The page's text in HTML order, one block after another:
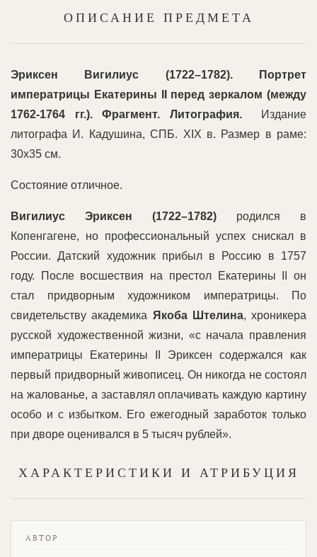
ОПИСАНИЕ ПРЕДМЕТА
Эриксен Вигилиус (1722–1782). Портрет
императрицы Екатерины II перед зеркалом (между
1762-1764 гг.). Фрагмент. Литография.
Издание
литографа И. Кадушина, СПБ. XIX в. Размер в раме:
30х35 см.
Состояние отличное.
Вигилиус Эриксен (1722–1782) родился в
Копенгагене, но профессиональный успех снискал в
России. Датский художник прибыл в Россию в 1757
году. После восшествия на престол Екатерины II он
стал придворным художником императрицы. По
свидетельству академика Якоба Штелина, хроникера
русской художественной жизни, «с начала правления
императрицы Екатерины II Эриксен содержался как
первый придворный живописец. Он никогда не состоял
на жалованье, а заставлял оплачивать каждую картину
особо и с избытком. Его ежегодный заработок только
при дворе оценивался в 5 тысяч рублей».
ХАРАКТЕРИСТИКИ И АТРИБУЦИЯ
АВТОР